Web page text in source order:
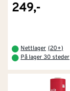
249,-
Nettlager (20+)
På lager 30 steder